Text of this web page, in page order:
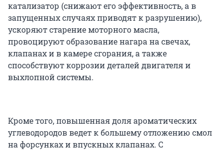
катализатор (снижают его эффективность, а в
запущенных случаях приводят к разрушению),
ускоряют старение моторного масла,
провоцируют образование нагара на свечах,
клапанах и в камере сгорания, а также
способствуют коррозии деталей двигателя и
выхлопной системы.
Кроме того, повышенная доля ароматических
углеводородов ведет к большему отложению смол
на форсунках и впускных клапанах. С